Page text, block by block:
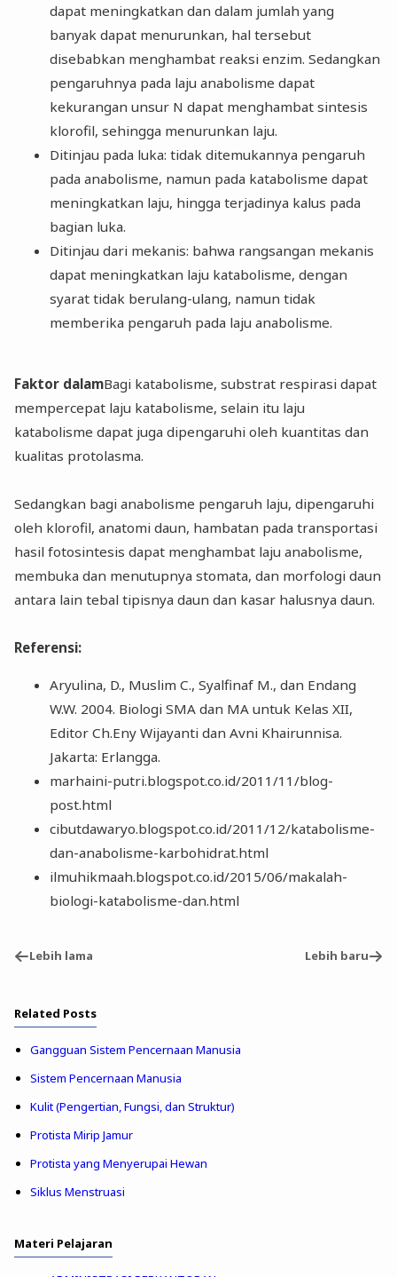
dapat meningkatkan dan dalam jumlah yang
banyak dapat menurunkan, hal tersebut
disebabkan menghambat reaksi enzim. Sedangkan
pengaruhnya pada laju anabolisme dapat
kekurangan unsur N dapat menghambat sintesis
klorofil, sehingga menurunkan laju.
Ditinjau pada luka: tidak ditemukannya pengaruh
pada anabolisme, namun pada katabolisme dapat
meningkatkan laju, hingga terjadinya kalus pada
bagian luka.
Ditinjau dari mekanis: bahwa rangsangan mekanis
dapat meningkatkan laju katabolisme, dengan
syarat tidak berulang-ulang, namun tidak
memberika pengaruh pada laju anabolisme.
Faktor dalamBagi katabolisme, substrat respirasi dapat
mempercepat laju katabolisme, selain itu laju
katabolisme dapat juga dipengaruhi oleh kuantitas dan
kualitas protolasma.
Sedangkan bagi anabolisme pengaruh laju, dipengaruhi
oleh klorofil, anatomi daun, hambatan pada transportasi
hasil fotosintesis dapat menghambat laju anabolisme,
membuka dan menutupnya stomata, dan morfologi daun
antara lain tebal tipisnya daun dan kasar halusnya daun.
Referensi:
Aryulina, D., Muslim C., Syalfinaf M., dan Endang
W.W. 2004. Biologi SMA dan MA untuk Kelas XII,
Editor Ch.Eny Wijayanti dan Avni Khairunnisa.
Jakarta: Erlangga.
marhaini-putri.blogspot.co.id/2011/11/blog-
post.html
cibutdawaryo.blogspot.co.id/2011/12/katabolisme-
dan-anabolisme-karbohidrat.html
ilmuhikmaah.blogspot.co.id/2015/06/makalah-
biologi-katabolisme-dan.html
Lebih lama Lebih baru
Related Posts
Gangguan Sistem Pencernaan Manusia
Sistem Pencernaan Manusia
Kulit (Pengertian, Fungsi, dan Struktur)
Protista Mirip Jamur
Protista yang Menyerupai Hewan
Siklus Menstruasi
Materi Pelajaran